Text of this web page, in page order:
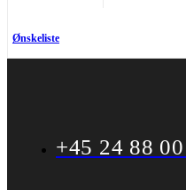
Ønskeliste
+45 24 88